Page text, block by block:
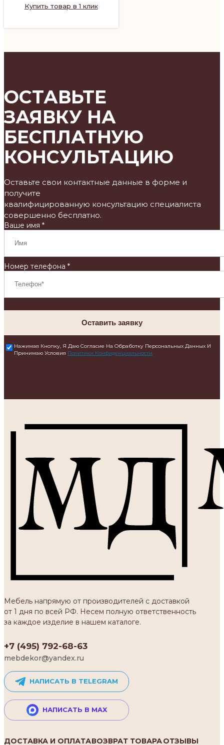
Купить товар в 1 клик
ОСТАВЬТЕ
ЗАЯВКУ НА
БЕСПЛАТНУЮ
КОНСУЛЬТАЦИЮ
Оставьте свои контактные данные в форме и
получите
квалифицированную консультацию специалиста
совершенно бесплатно.
Ваше имя *
Номер телефона *
Оставить заявку
Нажимая Кнопку, Я Даю Согласие На Обработку Персональных Данных И
Принимаю Условия Политики Конфиденциальности
Мебель напрямую от производителей с доставкой
от 1 дня по всей РФ. Несем полную ответственность
за каждое изделие в нашем каталоге.
+7 (495) 792-68-63
mebdekor@yandex.ru
НАПИСАТЬ В TELEGRAM
НАПИСАТЬ В MAX
ДОСТАВКА И ОПЛАТАВОЗВРАТ ТОВАРАОТЗЫВЫ